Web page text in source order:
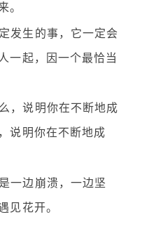
。
发生的事，它一定会
一起，因一个最恰当
，说明你在不断地成
说明你在不断地成
一边崩溃，一边坚
见花开。